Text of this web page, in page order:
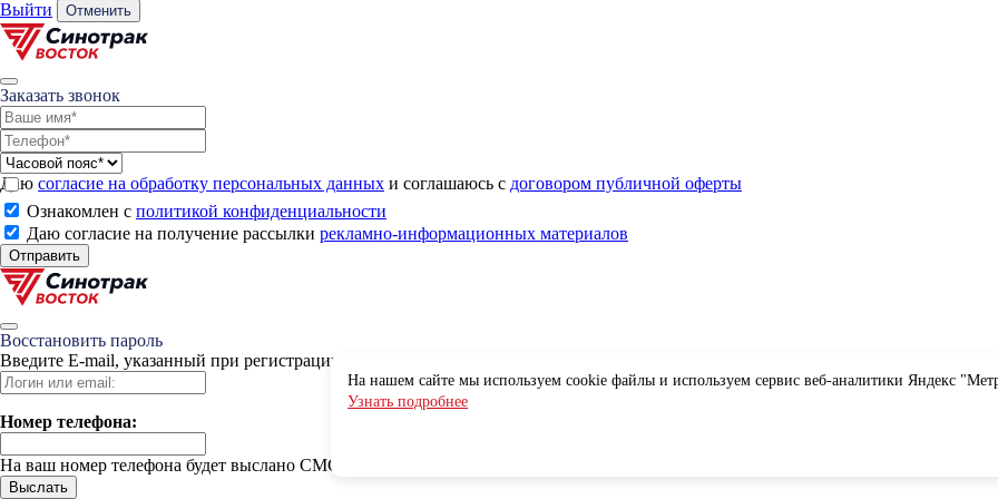
Выйти
Отменить
Заказать звонок
Даю согласие на обработку персональных данных и соглашаюсь с договором публичной оферты
Ознакомлен с политикой конфиденциальности
Даю согласие на получение рассылки рекламно-информационных материалов
Отправить
Восстановить пароль
Введите E-mail, указанный при регистрации
Номер телефона:
На ваш номер телефона будет выслано СМС с кодом для смены пароля.
Выслать
На нашем сайте мы используем cookie файлы и используем сервис веб-аналитики Яндекс
Узнать подробнее